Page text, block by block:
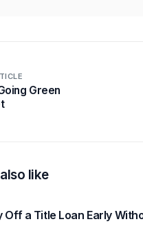
Green
like
Off a Title Loan Early